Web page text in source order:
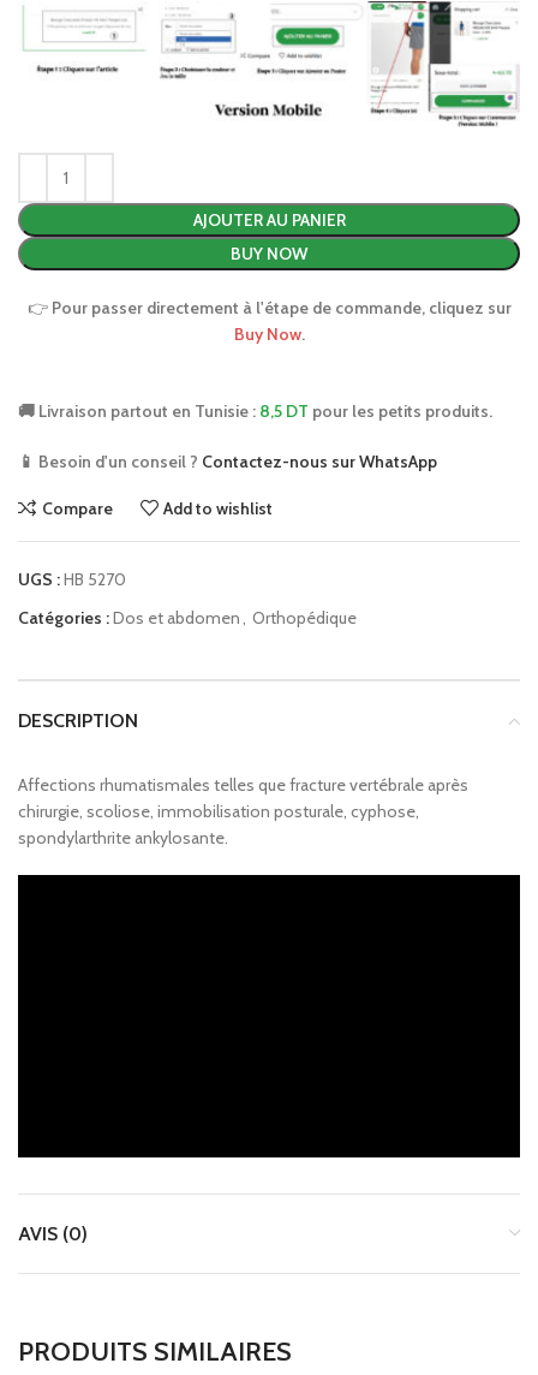
AJOUTER AU PANIER
BUY NOW
👉 Pour passer directement à l'étape de commande, cliquez sur
Buy Now.
🚚 Livraison partout en Tunisie : 8,5 DT pour les petits produits.
📱 Besoin d'un conseil ? Contactez-nous sur WhatsApp
Compare Add to wishlist
UGS :HB 5270
Catégories :Dos et abdomen, Orthopédique
DESCRIPTION
Affections rhumatismales telles que fracture vertébrale après
chirurgie, scoliose, immobilisation posturale, cyphose,
spondylarthrite ankylosante.
AVIS (0)
PRODUITS SIMILAIRES